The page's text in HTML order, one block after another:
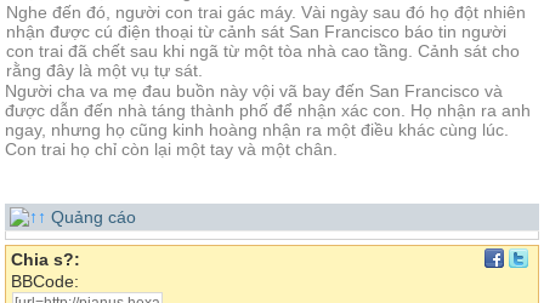
Nghe đến đó, người con trai gác máy. Vài ngày sau đó họ đột nhiên
nhận được cú điện thoại từ cảnh sát San Francisco báo tin người
con trai đã chết sau khi ngã từ một tòa nhà cao tầng. Cảnh sát cho
rằng đây là một vụ tự sát.
Người cha va mẹ đau buồn này vội vã bay đến San Francisco và
được dẫn đến nhà táng thành phố để nhận xác con. Họ nhận ra anh
ngay, nhưng họ cũng kinh hoàng nhận ra một điều khác cùng lúc.
Con trai họ chỉ còn lại một tay và một chân.
Quảng cáo
Chia s?:
BBCode: